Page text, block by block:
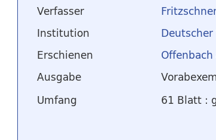
Verfasser
Institution
Erschienen
Ausgabe
Umfang
61 Blatt :